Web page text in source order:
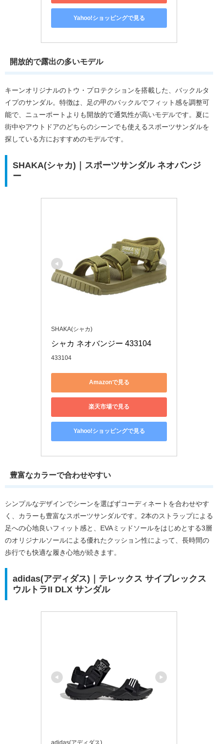
Yahoo!ショッピングで見る
開放的で露出の多いモデル
キーンオリジナルのトウ・プロテクションを搭載した、バックルタ
イプのサンダル。特徴は、足の甲のバックルでフィット感を調整可
能で、ニューポートよりも開放的で通気性が高いモデルです。夏に
街中やアウトドアのどちらのシーンでも使えるスポーツサンダルを
探している方におすすめのモデルです。
SHAKA(シャカ)｜スポーツサンダル ネオバンジ
ー
SHAKA(シャカ)
シャカ ネオバンジー 433104
433104
Amazonで見る
楽天市場で見る
Yahoo!ショッピングで見る
豊富なカラーで合わせやすい
シンプルなデザインでシーンを選ばずコーディネートを合わせやす
く、カラーも豊富なスポーツサンダルです。2本のストラップによる
足への心地良いフィット感と、EVAミッドソールをはじめとする3層
のオリジナルソールによる優れたクッション性によって、長時間の
歩行でも快適な履き心地が続きます。
adidas(アディダス)｜テレックス サイプレックス
ウルトラII DLX サンダル
adidas(アディダス)